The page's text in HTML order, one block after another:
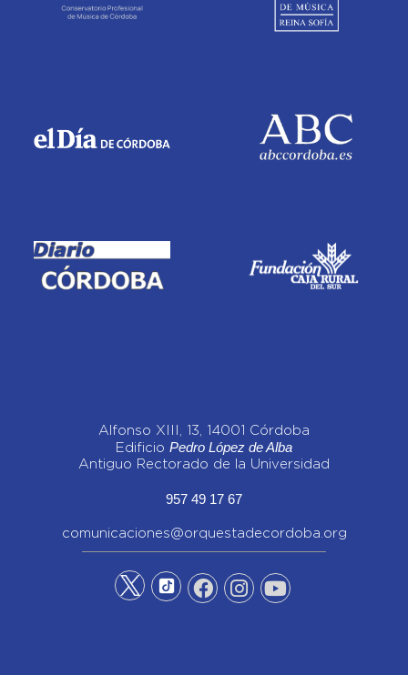
Alfonso XIII, 13, 14001 Córdoba
Edificio Pedro López de Alba
Antiguo Rectorado de la Universidad
957 49 17 67
comunicaciones@orquestadecordoba.org